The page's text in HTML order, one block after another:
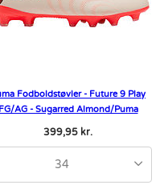
Fodboldstøvler - Future 9 Play
FG/AG - Sugarred Almond/Puma
399,95 kr.
34